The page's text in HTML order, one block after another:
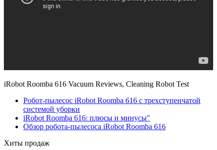
iRobot Roomba 616 Vacuum Reviews, Cleaning Robot Test
Робот-пылесос iRobot Roomba 616 с трехступенчатой
системой уборки
iRobot Roomba 616: плюсы и минусы"
Обзор робота-пылесоса iRobot Roomba 616
Хиты продаж